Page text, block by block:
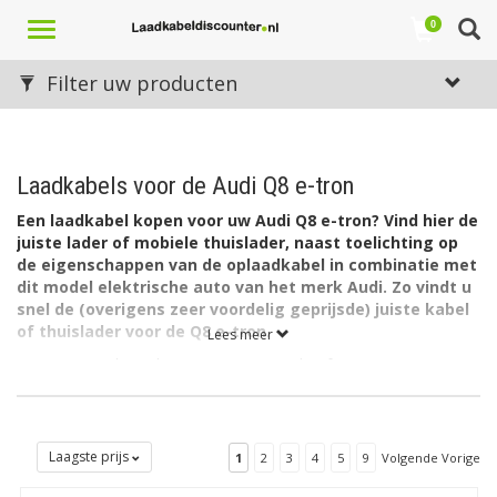
Toggle
0
Laadkabels voor de Audi Q8 e-tron
Een laadkabel kopen voor uw Audi Q8 e-tron? Vind hier de
juiste lader of mobiele thuislader, naast toelichting op
de eigenschappen van de oplaadkabel in combinatie met
dit model elektrische auto van het merk Audi. Zo vindt u
snel de (overigens zeer voordelig geprijsde) juiste kabel
of thuislader voor de Q8 e-tron.
De lader in de Q8 kan ook laden via 1 fase met maximaal 32A.
Welk type laadkabel voor de Audi Q8 e-tron?
Lees meer
Filter uw producten
Laagste prijs 1 2 3 4 5 9 Volgende Vorige